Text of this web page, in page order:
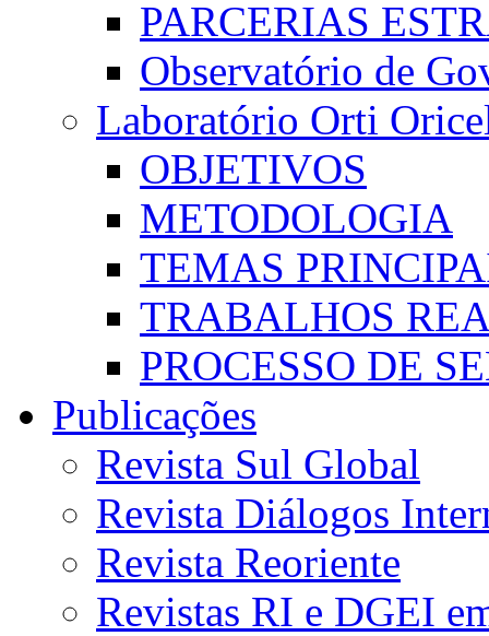
PARCERIAS
Observatório de
Laboratório Orti
OBJETIVOS
METODOLOGIA
TEMAS
TRABALHOS
PROCESSO DE
Publicações
Revista Sul Global
Revista Diálogos
Revista Reoriente
Revistas RI e DGEI